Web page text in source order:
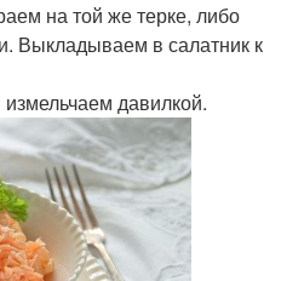
на той же терке, либо
Выкладываем в салатник к
давилкой.